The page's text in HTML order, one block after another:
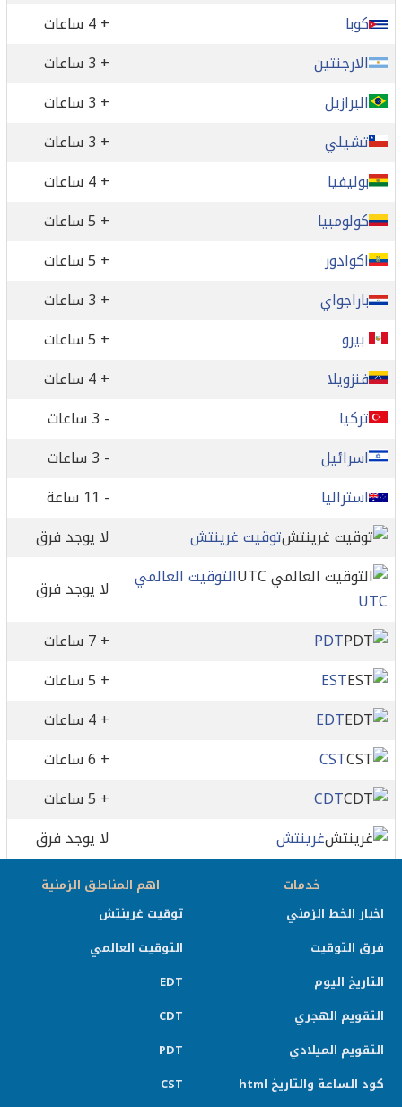
كوبا
+ 4 ساعات
الارجنتين
+ 3 ساعات
البرازيل
+ 3 ساعات
تشيلي
+ 3 ساعات
بوليفيا
+ 4 ساعات
كولومبيا
+ 5 ساعات
اكوادور
+ 5 ساعات
باراجواي
+ 3 ساعات
بيرو
+ 5 ساعات
فنزويلا
+ 4 ساعات
تركيا
- 3 ساعات
اسرائيل
- 3 ساعات
استراليا
- 11 ساعة
توقيت غرينتش
لا يوجد فرق
التوقيت العالمي
UTC
لا يوجد فرق
PDT
+ 7 ساعات
EST
+ 5 ساعات
EDT
+ 4 ساعات
CST
+ 6 ساعات
CDT
+ 5 ساعات
غرينتش
لا يوجد فرق
خدمات
اخبار الخط الزمني
فرق التوقيت
التاريخ اليوم
التقويم الهجري
التقويم الميلادي
كود الساعة والتاريخ html
اهم المناطق الزمنية
توقيت غرينتش
التوقيت العالمي
EDT
CDT
PDT
CST